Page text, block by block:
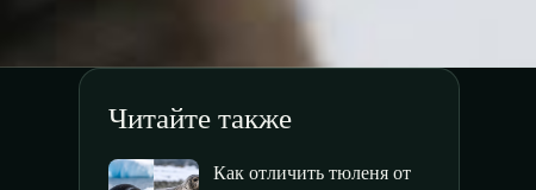
Читайте также
Как отличить тюленя от